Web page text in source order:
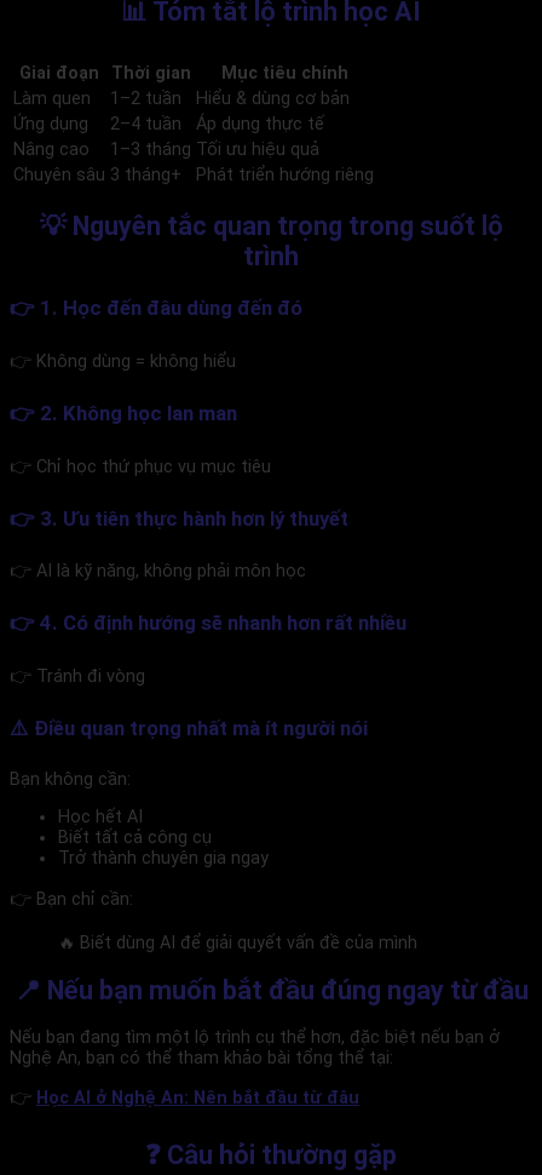
📊 Tóm tắt lộ trình học AI
Giai đoạn Thời gian
Mục tiêu chính
Làm quen
1–2 tuần
Hiểu & dùng cơ bản
Ứng dụng
2–4 tuần
Áp dụng thực tế
Nâng cao
1–3 tháng Tối ưu hiệu quả
Chuyên sâu 3 tháng+ Phát triển hướng riêng
💡 Nguyên tắc quan trọng trong suốt lộ
trình
👉 1. Học đến đâu dùng đến đó
👉 Không dùng = không hiểu
👉 2. Không học lan man
👉 Chỉ học thứ phục vụ mục tiêu
👉 3. Ưu tiên thực hành hơn lý thuyết
👉 AI là kỹ năng, không phải môn học
👉 4. Có định hướng sẽ nhanh hơn rất nhiều
👉 Tránh đi vòng
⚠️ Điều quan trọng nhất mà ít người nói
Bạn không cần:
Học hết AI
Biết tất cả công cụ
Trở thành chuyên gia ngay
👉 Bạn chỉ cần:
🔥 Biết dùng AI để giải quyết vấn đề của mình
📍 Nếu bạn muốn bắt đầu đúng ngay từ đầu
Nếu bạn đang tìm một lộ trình cụ thể hơn, đặc biệt nếu bạn ở
Nghệ An, bạn có thể tham khảo bài tổng thể tại:
👉 Học AI ở Nghệ An: Nên bắt đầu từ đâu
❓ Câu hỏi thường gặp